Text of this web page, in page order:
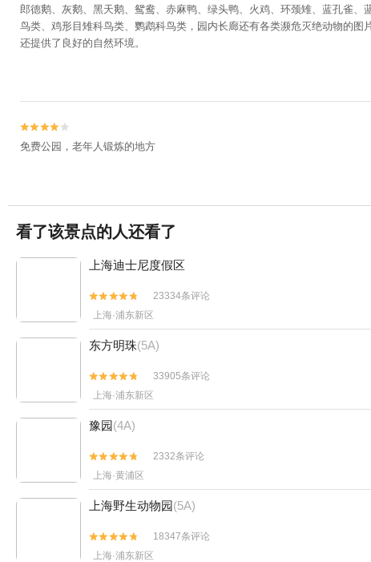
郎德鹅、灰鹅、黑天鹅、鸳鸯、赤麻鸭、绿头鸭、火鸡、环颈雉、蓝孔雀
鸟类、鸡形目雉科鸟类、鹦鹉科鸟类，园内长廊还有各类濒危灭绝动物的
还提供了良好的自然环境。


免费公园，老年人锻炼的地方
看了该景点的人还看了
上海迪士尼度假区


23334条评论
上海·浦东新区
东方明珠(5A)


33905条评论
上海·浦东新区
豫园(4A)


2332条评论
上海·黄浦区
上海野生动物园(5A)


18347条评论
上海·浦东新区